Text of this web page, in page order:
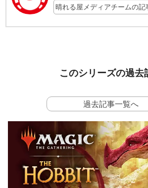
晴れる屋メディアチームの記
このシリーズの過去
過去記事一覧へ